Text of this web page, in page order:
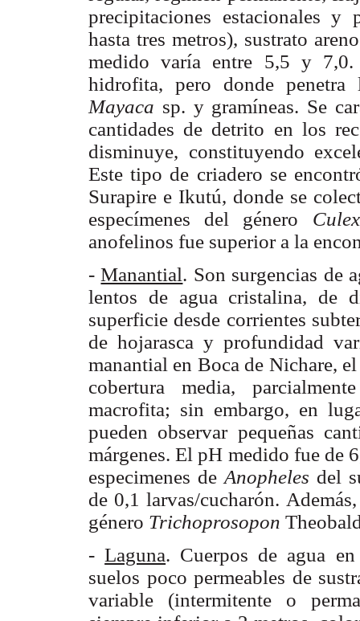
precipitaciones estacionales y
hasta tres metros), sustrato
medido varía entre 5,5 y 7,0.
hidrofita, pero donde penetra
Mayaca sp. y gramíneas. Se
cantidades de detrito en los
disminuye, constituyendo
Este tipo de criadero se
Surapire e Ikutú, donde se
especímenes del género
anofelinos fue superior a la
-Manantial. Son surgencias de
lentos de agua cristalina, de
superficie desde corrientes
de hojarasca y profundidad
manantial en Boca de Nichare,
cobertura media,
macrofita; sin embargo, en
pueden observar pequeñas
márgenes. El pH medido fue de
especimenes de Anopheles del
de 0,1 larvas/cucharón.
género Trichoprosopon
-Laguna. Cuerpos de agua
suelos poco permeables de
variable (intermitente o